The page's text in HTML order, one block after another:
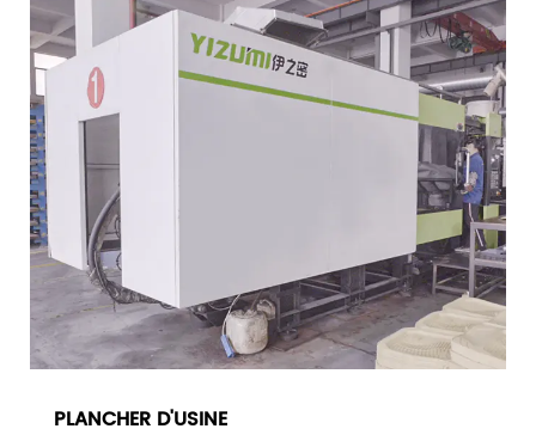
PLANCHER D'USINE